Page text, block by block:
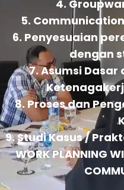
4.
5.
6. Penyesuaian
dengan
7. Asumsi
8. Proses dan
9. Studi Kasus /
WORK PLANNING